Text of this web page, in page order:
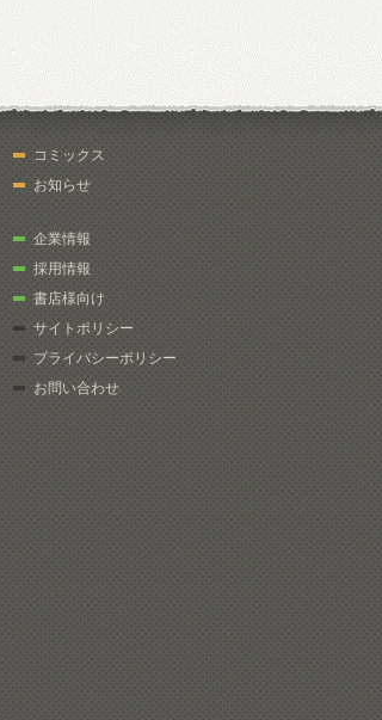
コミックス
お知らせ
企業情報
採用情報
書店様向け
サイトポリシー
プライバシーポリシー
お問い合わせ